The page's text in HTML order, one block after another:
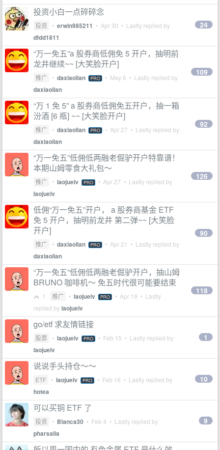
投资小白一点碎碎念
投资 • erwin985211 • Apr 30 • Lastly replied by
dfdd1811
24
“万一免五”a 股券商低佣免 5 开户，抽明前
龙井继续~~ [大笑脸开户]
推广 • daxiaolian PRO • May 6 • Lastly replied by
daxiaolian
109
“万 1 免 5” a 股券商低佣免五开户，抽一箱
汾酒 [6 瓶] ~~ [大笑脸开户]
推广 • daxiaolian PRO • Apr 27 • Lastly replied by
daxiaolian
92
“万一免五”低佣低两融老倔驴开户特靠谱！
本期山姆零食大礼包～
推广 • laojuelv PRO • Apr 27 • Lastly replied by
laojuelv
126
低佣“万一免五”开户， a 股券商基金 ETF
免 5 开户，抽明前龙井 第二弹~~ [大笑脸
开户]
推广 • daxiaolian PRO • Apr 21 • Lastly replied by
daxiaolian
90
“万一免五”低佣低两融老倔驴开户，抽山姆
BRUNO 咖啡机～ 免五时代很可能要结束
1 推广 • laojuelv PRO • Apr 19 • Lastly
replied bylaojuelv
118
go/etf 求友情链接
股票 • laojuelv PRO • Feb 15 • Lastly replied by
laojuelv
1
说说手头持仓～～
ETF • laojuelv PRO • Feb 16 • Lastly replied by
hotea
10
可以买铜 ETF 了
投资 • Blanca30 • Feb 4 • Lastly replied by
pharsalia
9